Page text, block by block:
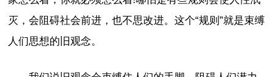
灭，会阻碍社会前进，也不思改进。这个“规则”就是束缚
人们思想的旧观念。